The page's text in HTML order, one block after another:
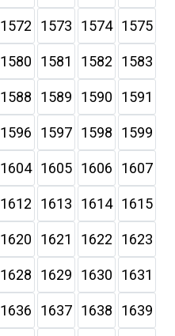
1572 1573 1574 1575
1580 1581 1582 1583
1588 1589 1590 1591
1596 1597 1598 1599
1604 1605 1606 1607
1612 1613 1614 1615
1620 1621 1622 1623
1628 1629 1630 1631
1636 1637 1638 1639